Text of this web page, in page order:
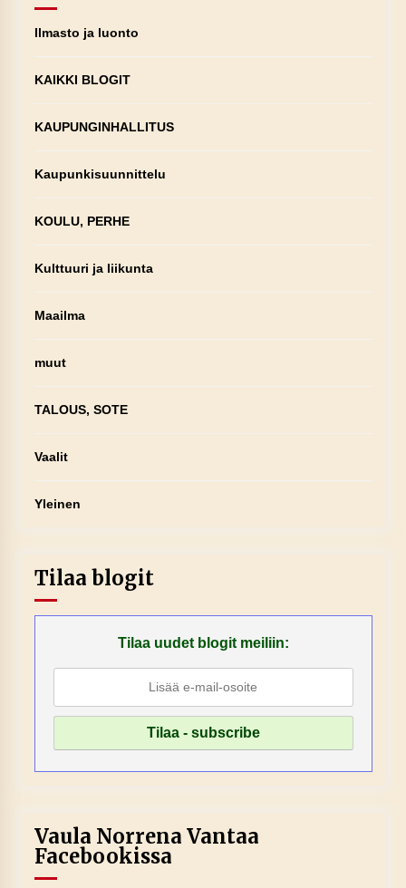
Ilmasto ja luonto
KAIKKI BLOGIT
KAUPUNGINHALLITUS
Kaupunkisuunnittelu
KOULU, PERHE
Kulttuuri ja liikunta
Maailma
muut
TALOUS, SOTE
Vaalit
Yleinen
Tilaa blogit
Tilaa uudet blogit meiliin:
Vaula Norrena Vantaa
Facebookissa